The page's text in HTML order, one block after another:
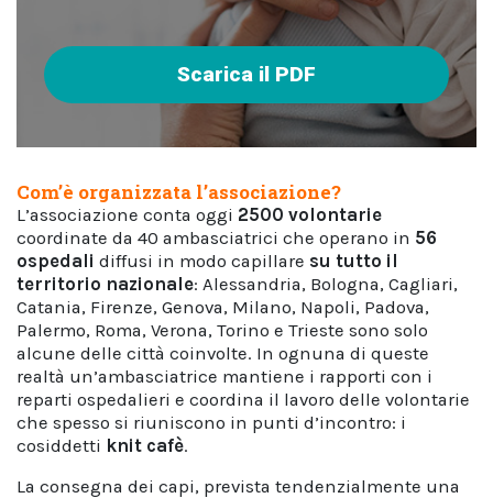
Scarica il PDF
Com’è organizzata l’associazione?
L’associazione conta oggi 2500 volontarie
coordinate da 40 ambasciatrici che operano in 56
ospedali diffusi in modo capillare su tutto il
territorio nazionale: Alessandria, Bologna, Cagliari,
Catania, Firenze, Genova, Milano, Napoli, Padova,
Palermo, Roma, Verona, Torino e Trieste sono solo
alcune delle città coinvolte. In ognuna di queste
realtà un’ambasciatrice mantiene i rapporti con i
reparti ospedalieri e coordina il lavoro delle volontarie
che spesso si riuniscono in punti d’incontro: i
cosiddetti knit cafè.
La consegna dei capi, prevista tendenzialmente una